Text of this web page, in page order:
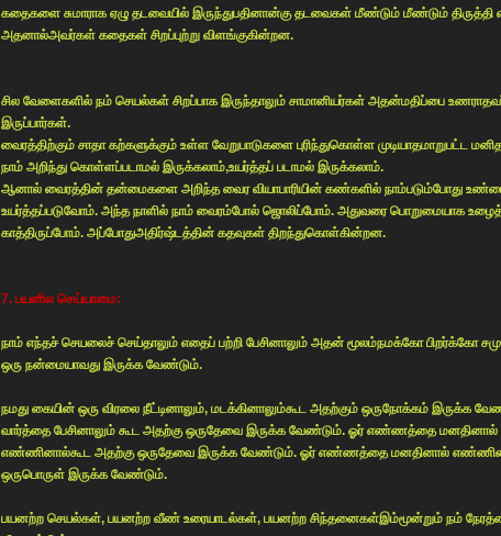
கதைகளை சுமாராக ஏழு தடவையில் இருந்துபதினான்கு தடவைகள் மீண்டும் மீண்டும் திருத்தி
அதனால்அவர்கள் கதைகள் சிறப்புற்று விளங்குகின்றன.
சில வேளைகளில் நம் செயல்கள் சிறப்பாக இருந்தாலும் சாமானியர்கள் அதன்மதிப்பை
இருப்பார்கள்.
வைரத்திற்கும் சாதா கற்களுக்கும் உள்ள வேறுபாடுகளை புரிந்துகொள்ள முடியாதமாறுபட்ட
நாம் அறிந்து கொள்ளப்படாமல் இருக்கலாம்,உயர்த்தப் படாமல் இருக்கலாம்.
ஆனால் வைரத்தின் தன்மைகளை அறிந்த வைர வியாபாரியின் கண்களில் நாம்படும்போது
உயர்த்தப்படுவோம். அந்த நாளில் நாம் வைரம்போல் ஜொலிப்போம். அதுவரை பொறுமையாக
காத்திருப்போம். அப்போதுஅதிர்ஷ்டத்தின் கதவுகள் திறந்துகொள்கின்றன.
7. பயனில செய்யாமை:
நாம் எந்தச் செயலைச் செய்தாலும் எதைப் பற்றி பேசினாலும் அதன் மூலம்நமக்கோ பிறர்க்கோ
ஒரு நன்மையாவது இருக்க வேண்டும்.
நமது கையின் ஒரு விரலை நீட்டினாலும், மடக்கினாலும்கூட அதற்கும் ஒருநோக்கம் இருக்க
வார்த்தை பேசினாலும் கூட அதற்கு ஒருதேவை இருக்க வேண்டும். ஓர் எண்ணத்தை மனதினால்
எண்ணினால்கூட அதற்கு ஒருதேவை இருக்க வேண்டும். ஓர் எண்ணத்தை மனதினால்
ஒருபொருள் இருக்க வேண்டும்.
பயனற்ற செயல்கள், பயனற்ற வீண் உரையாடல்கள், பயனற்ற சிந்தனைகள்இம்மூன்றும் நம்